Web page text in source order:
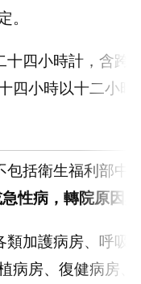
。
十四小時計，含跨
四小時以十二小時
包括衛生福利部中
性病，轉院原因
類加護病房、呼吸
病房、復健病房